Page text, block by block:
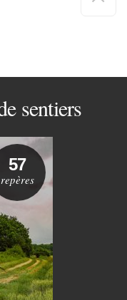
sentiers
57
repères